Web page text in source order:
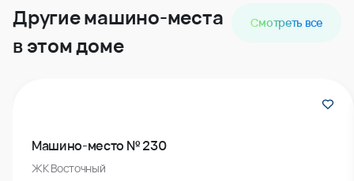
Другие машино-места
в этом доме
Смотреть все
Машино-место № 230
ЖК Восточный